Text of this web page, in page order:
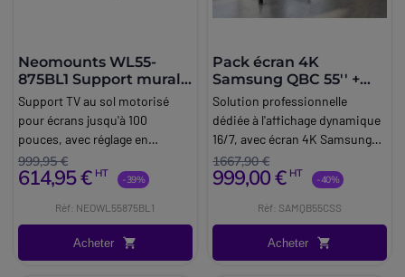
Neomounts WL55-
875BL1 Support mural
motorisé écran 55-100''
Support TV au sol motorisé
pour écrans jusqu'à 100
pouces, avec réglage en
hauteur, gestion intégrée des
câbles et structure robuste
professionnels.
999,95 €
614,95 € HT -39%
Réf: NEOWL55875BL1
Acheter
Pack écran 4K
Samsung QBC 55'' +
support mobile Vision
VFM-F19
Solution professionnelle
dédiée à l'affichage dynamique
16/7, avec écran 4K Samsung
de 55 pouces et support à
roulettes Vision avec double
1667,90 €
999,00 € HT -40%
Réf: SAMQB55CSS
Acheter